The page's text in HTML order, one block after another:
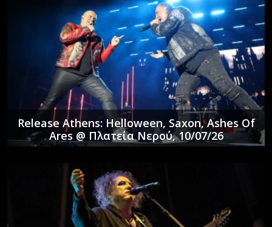
Release Athens: Helloween, Saxon, Ashes Of
Ares @ Πλατεία Νερού, 10/07/26